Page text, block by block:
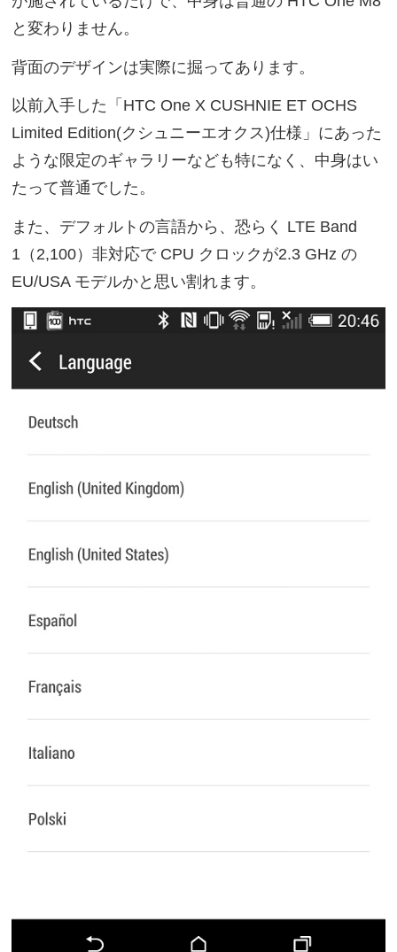
と変わりません。
背面のデザインは実際に掘ってあります。
以前入手した「HTC One X CUSHNIE ET OCHS
Limited Edition(クシュニーエオクス)仕様」にあった
ような限定のギャラリーなども特になく、中身はい
たって普通でした。
また、デフォルトの言語から、恐らく LTE Band
1（2,100）非対応で CPU クロックが2.3 GHz の
EU/USA モデルかと思い割れます。